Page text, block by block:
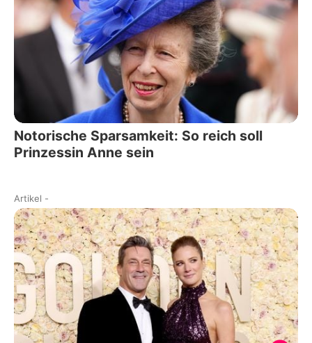
Notorische Sparsamkeit: So reich soll
Prinzessin Anne sein
Artikel -